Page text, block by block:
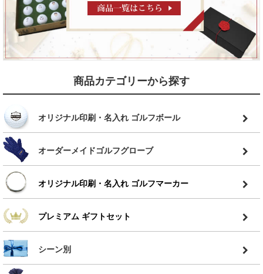
商品カテゴリーから探す
オリジナル印刷・名入れ ゴルフボール
オーダーメイドゴルフグローブ
オリジナル印刷・名入れ ゴルフマーカー
プレミアム ギフトセット
シーン別